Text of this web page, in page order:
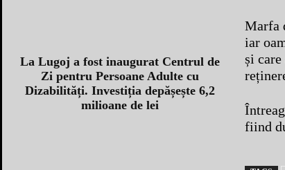
La Lugoj a fost inaugurat Centrul de
Zi pentru Persoane Adulte cu
Dizabilități. Investiția depășește 6,2
milioane de lei
Marfa
iar
și
fiind